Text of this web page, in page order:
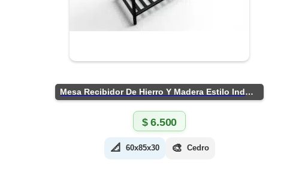
Mesa Recibidor De Hierro Y Madera Estilo Industrial
$6.500
📐 60x85x30 🎨 Cedro